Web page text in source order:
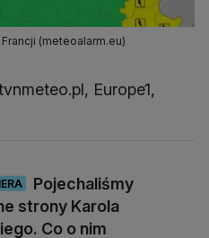
(meteoalarm.eu)
Europe1,
Pojechaliśmy
strony Karola
Co o nim